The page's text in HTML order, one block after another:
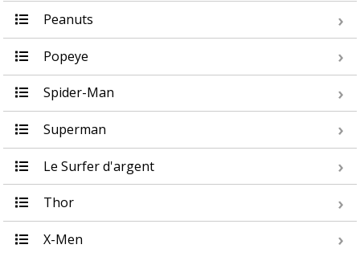
Peanuts
Popeye
Spider-Man
Superman
Le Surfer d'argent
Thor
X-Men